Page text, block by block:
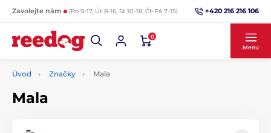
Zavolejte nám (Po 9-17, Út 8-16, St 10-18, Čt-Pá 7-15) +420 216 216 106
0
Menu
Úvod Značky Mala
Mala